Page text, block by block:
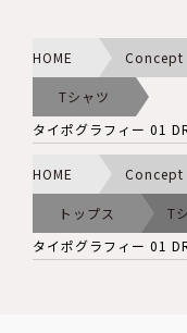
HOME Concept
Tシャツ
タイポグラフィー 01
HOME Concept
トップス
T
タイポグラフィー 01